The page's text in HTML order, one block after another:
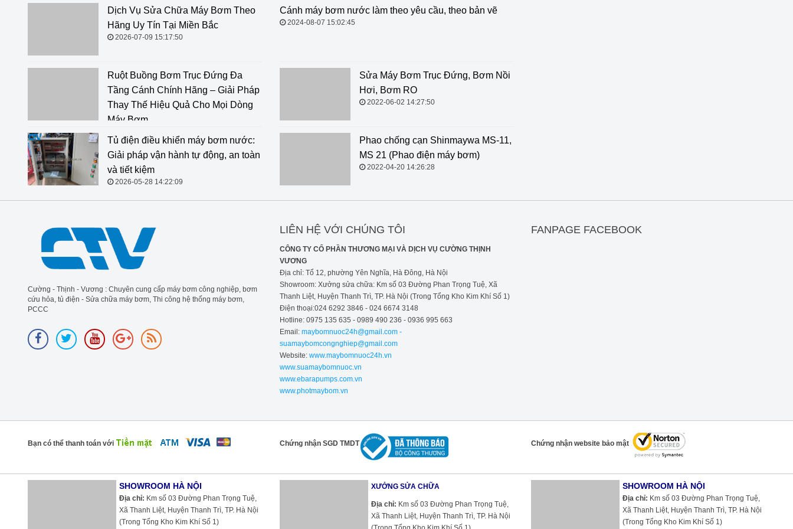
Dịch Vụ Sửa Chữa Máy Bơm Theo
Hãng Uy Tín Tại Miền Bắc
2026-07-09 15:17:50
Ruột Buồng Bơm Trục Đứng Đa
Tầng Cánh Chính Hãng – Giải Pháp
Thay Thế Hiệu Quả Cho Mọi Dòng
Máy Bơm
Tủ điện điều khiển máy bơm nước:
Giải pháp vận hành tự động, an toàn
và tiết kiệm
2026-05-28 14:22:09
Cánh máy bơm nước làm theo yêu
Sửa Máy Bơm Trục Đứng, Bơm Nồi
Hơi, Bơm RO
2022-06-02 14:27:50
Phao chống cạn Shinmaywa MS-11, MS 21 (Phao điện
Cường - Thịnh - Vương : Chuyên cung cấp máy bơm công nghiệp, bơm
cứu hỏa, tủ điện - Sửa chữa máy bơm, Thi công hệ thống máy bơm,
PCCC
LIÊN HỆ VỚI CHÚNG TÔI
CÔNG TY CỔ PHẦN THƯƠNG MẠI VÀ DỊCH VỤ CƯỜNG THỊNH
VƯƠNG
Địa chỉ: Tổ 12, phường Yên Nghĩa, Hà Đông, Hà Nội
Showroom: Xưởng sửa chữa: Km số 03 Đường Phan Trọng Tuệ, Xã
Thanh Liệt, Huyện Thanh Trì, TP. Hà Nội (Trong Tổng Kho Kim Khí Số 1)
Điện thoại:024 6292 3846 - 024 6674 3148
Hotline: 0975 135 635 - 0989 490 236 - 0936 995 663
Email: maybomnuoc24h@gmail.com -
suamaybomcongnghiep@gmail.com
Website:www.maybomnuoc24h.vn
www.suamaybomnuoc.vn
www.ebarapumps.com.vn
www.photmaybom.vn
FANPAGE FACEBOOK
Bạn có thể thanh toán với Chứng nhận SGD TMDT Chứng nhận website bảo mật
SHOWROOM HÀ NỘI
Địa chỉ: Km số 03 Đường Phan Trọng Tuệ,
Xã Thanh Liệt, Huyện Thanh Trì, TP. Hà Nội
(Trong Tổng Kho Kim Khí Số 1)
XƯỞNG SỬA CHỮA
Địa chỉ: Km số 03 Đường Phan Trọng Tuệ,
Xã Thanh Liệt, Huyện Thanh Trì, TP. Hà Nội
SHOWROOM HÀ NỘI
Địa chỉ: Km số 03 Đường Phan Trọng Tuệ,
Xã Thanh Liệt, Huyện Thanh Trì, TP. Hà Nội
(Trong Tổng Kho Kim Khí Số 1)